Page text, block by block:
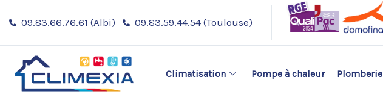
au
09.83.66.76.61 (Albi) 09.83.59.44.54 (Toulouse)
Climatisation Pompe à chaleur Plomberie